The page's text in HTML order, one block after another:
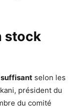
stock
suffisant selon les
président du
du comité